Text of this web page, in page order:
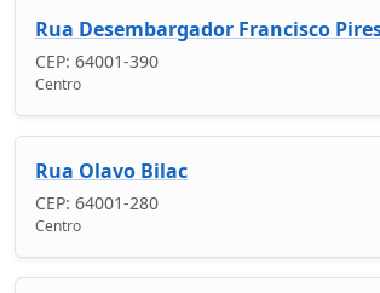
Rua Desembargador Francisco
CEP: 64001-390
Centro
Rua Olavo Bilac
CEP: 64001-280
Centro